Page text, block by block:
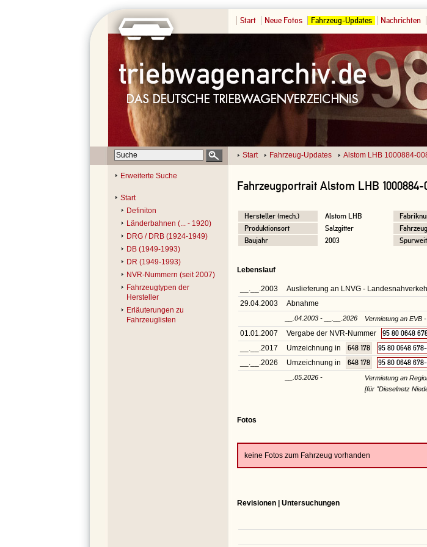
Start Neue Fotos Fahrzeug-Updates Nachrichten
Start Fahrzeug-Updates Alstom LHB 1000884-
Erweiterte Suche
Start
Definiton
Länderbahnen (... - 1920)
DRG / DRB (1924-1949)
DB (1949-1993)
DR (1949-1993)
NVR-Nummern (seit 2007)
Fahrzeugtypen der
Hersteller
Erläuterungen zu
Fahrzeuglisten
Fahrzeugportrait Alstom LHB 1000884-
Hersteller (mech.) Alstom LHB
Produktionsort
Salzgitter
Baujahr
2003
Lebenslauf
__.__.2003 Auslieferung an LNVG -
29.04.2003
Abnahme
__.04.2003 - __.__.2026 Vermietung an EVB
01.01.2007
Vergabe der NVR-Nummer
95 80 0648
__.__.2017
Umzeichnung in 648 178
95 80 0648
__.__.2026
Umzeichnung in 648 178 95 80 0648
__.05.2026 - Vermietung an
[für "Dieselnetz
Fotos
keine Fotos zum Fahrzeug vorhanden
Revisionen | Untersuchungen